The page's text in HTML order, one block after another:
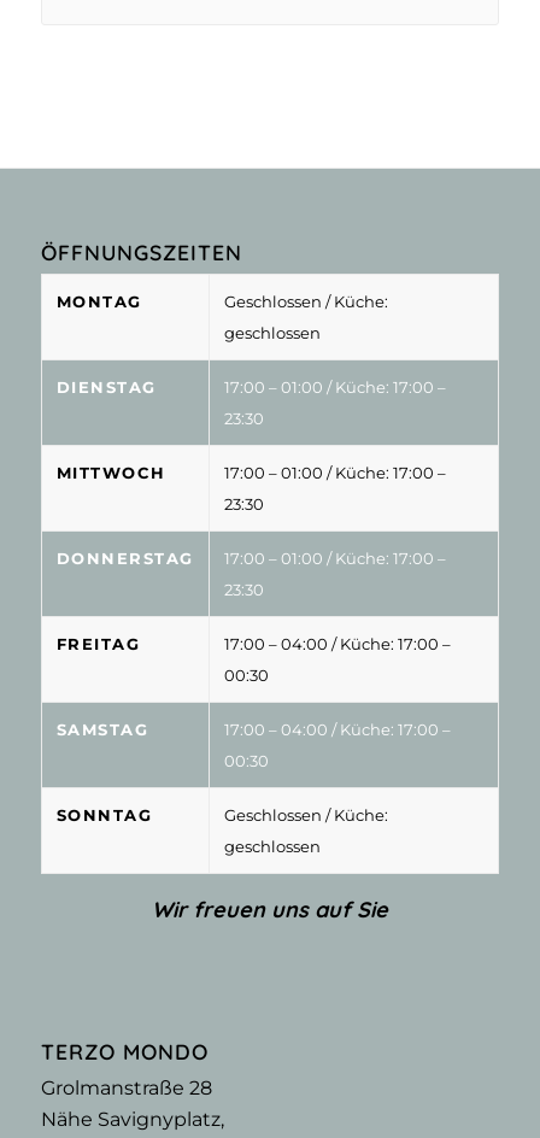
ÖFFNUNGSZEITEN
MONTAG Geschlossen / Küche:
geschlossen
DIENSTAG 17:00 – 01:00 / Küche: 17:00 –
23:30
MITTWOCH 17:00 – 01:00 / Küche: 17:00 –
23:30
DONNERSTAG 17:00 – 01:00 / Küche: 17:00 –
23:30
FREITAG 17:00 – 04:00 / Küche: 17:00 –
00:30
SAMSTAG 17:00 – 04:00 / Küche: 17:00 –
00:30
SONNTAG Geschlossen / Küche:
geschlossen
Wir freuen uns auf Sie
TERZO MONDO
Grolmanstraße 28
Nähe Savignyplatz,